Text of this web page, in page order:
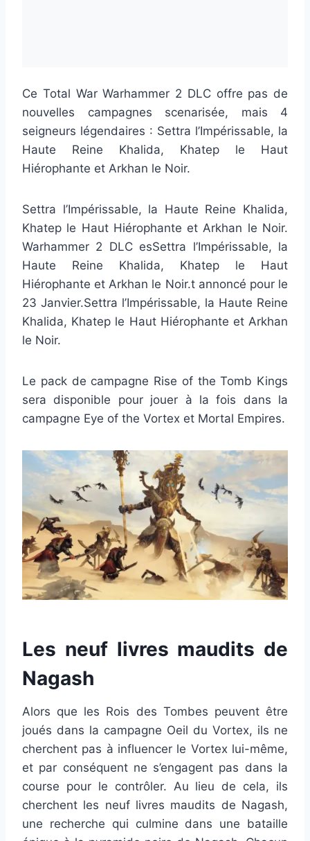
Ce Total War Warhammer 2 DLC offre pas de
nouvelles campagnes scenarisée, mais 4
seigneurs légendaires : Settra l’Impérissable, la
Haute Reine Khalida, Khatep le Haut
Hiérophante et Arkhan le Noir.
Settra l’Impérissable, la Haute Reine Khalida,
Khatep le Haut Hiérophante et Arkhan le Noir.
Warhammer 2 DLC esSettra l’Impérissable, la
Haute Reine Khalida, Khatep le Haut
Hiérophante et Arkhan le Noir.t annoncé pour le
23 Janvier.Settra l’Impérissable, la Haute Reine
Khalida, Khatep le Haut Hiérophante et Arkhan
le Noir.
Le pack de campagne Rise of the Tomb Kings
sera disponible pour jouer à la fois dans la
campagne Eye of the Vortex et Mortal Empires.
Les neuf livres maudits de
Nagash
Alors que les Rois des Tombes peuvent être
joués dans la campagne Oeil du Vortex, ils ne
cherchent pas à influencer le Vortex lui-même,
et par conséquent ne s’engagent pas dans la
course pour le contrôler. Au lieu de cela, ils
cherchent les neuf livres maudits de Nagash,
une recherche qui culmine dans une bataille